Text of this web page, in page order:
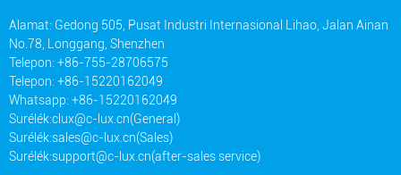
Alamat: Gedong 505, Pusat Industri Internasional Lihao, Jalan Ainan
No.78, Longgang, Shenzhen
Telepon: +86-755-28706575
Telepon: +86-15220162049
Whatsapp: +86-15220162049
Surélék:clux@c-lux.cn(General)
Surélék:sales@c-lux.cn(Sales)
Surélék:support@c-lux.cn(after-sales service)